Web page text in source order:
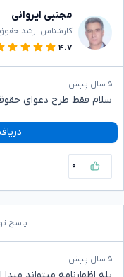
مجتبی ایروانی
کارشناس ارشد
۴.۷
۵ سال پیش
سلام فقط طرح دعوای
۰
پاسخ
۵ سال پیش